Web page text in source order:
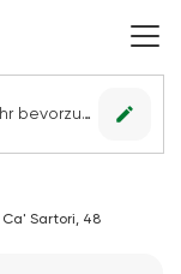
Kein Geschäft ausgewählt. Wählen Sie Ihr bevorzugtes Geschäft, um alle Angebote sehen zu können. edit
Ca' Sartori, 48